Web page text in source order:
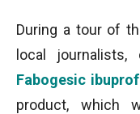
During a tour of
local journalists,
Fabogesic
product, which